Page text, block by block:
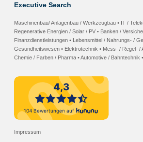
Executive Search
Maschinenbau/ Anlagenbau / Werkzeugbau • IT /
Regenerative Energien / Solar / PV • Banken /
Finanzdienstleistungen • Lebensmittel / Nahrungs- /
Gesundheitswesen • Elektrotechnik • Mess- / Regel- /
Chemie / Farben / Pharma • Automotive / Bahntechnik
Impressum